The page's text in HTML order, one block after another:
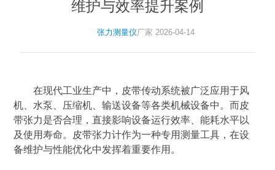
维护与效率提升案例
张力测量仪厂家 2026-04-14
在现代工业生产中，皮带传动系统被广泛应用于风
机、水泵、压缩机、输送设备等各类机械设备中。而皮
带张力是否合理，直接影响设备运行效率、能耗水平以
及使用寿命。皮带张力计作为一种专用测量工具，在设
备维护与性能优化中发挥着重要作用。